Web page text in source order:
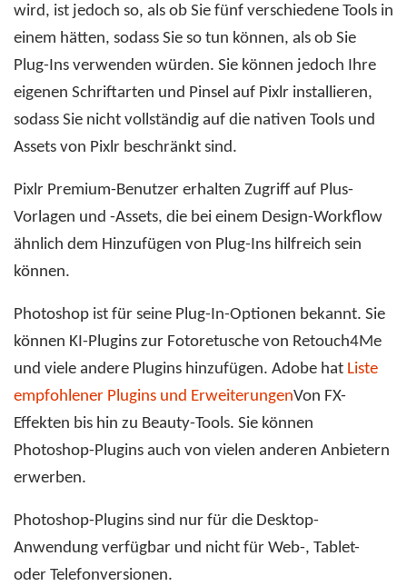
wird, ist jedoch so, als ob Sie fünf verschiedene Tools in
einem hätten, sodass Sie so tun können, als ob Sie
Plug-Ins verwenden würden. Sie können jedoch Ihre
eigenen Schriftarten und Pinsel auf Pixlr installieren,
sodass Sie nicht vollständig auf die nativen Tools und
Assets von Pixlr beschränkt sind.
Pixlr Premium-Benutzer erhalten Zugriff auf Plus-
Vorlagen und -Assets, die bei einem Design-Workflow
ähnlich dem Hinzufügen von Plug-Ins hilfreich sein
können.
Photoshop ist für seine Plug-In-Optionen bekannt. Sie
können KI-Plugins zur Fotoretusche von Retouch4Me
und viele andere Plugins hinzufügen. Adobe hat Liste
empfohlener Plugins und ErweiterungenVon FX-
Effekten bis hin zu Beauty-Tools. Sie können
Photoshop-Plugins auch von vielen anderen Anbietern
erwerben.
Photoshop-Plugins sind nur für die Desktop-
Anwendung verfügbar und nicht für Web-, Tablet-
oder Telefonversionen.